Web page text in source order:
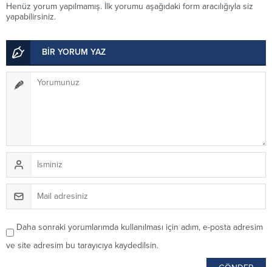
Henüz yorum yapılmamış. İlk yorumu aşağıdaki form aracılığıyla siz
yapabilirsiniz.
BİR YORUM YAZ
Daha sonraki yorumlarımda kullanılması için adım, e-posta adresim
ve site adresim bu tarayıcıya kaydedilsin.